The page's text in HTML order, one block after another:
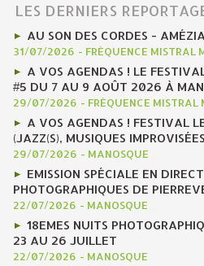
LES DERNIERS
AU SON DES CORDES -
31/07/2026 - FRÉQUENCE MISTRAL
A VOS AGENDAS ! LE
#5 DU 7 AU 9 AOÛT 2026 À
29/07/2026 - FRÉQUENCE MISTRAL
A VOS AGENDAS ! FESTIVAL
(JAZZ(S), MUSIQUES
29/07/2026 - MANOSQUE
EMISSION SPÉCIALE EN
PHOTOGRAPHIQUES DE
22/07/2026 - MANOSQUE
18EMES NUITS
23 AU 26 JUILLET
22/07/2026 - MANOSQUE